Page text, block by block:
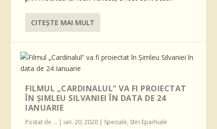
CITEŞTE MAI MULT
FILMUL „CARDINALUL” VA FI PROIECTAT
ÎN ȘIMLEU SILVANIEI ÎN DATA DE 24
IANUARIE
Postat de ... | ian. 20, 2020 | Speciale, Stiri Eparhiale